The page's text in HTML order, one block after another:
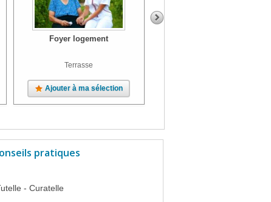
Foyer logement
Terrasse
Ajouter à ma sélection
pratiques
- Curatelle